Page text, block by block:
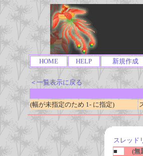
HOME HELP 新規作成
＜一覧表示に戻る
(幅が未指定のため 1- に指定)
スレッド
■
(無